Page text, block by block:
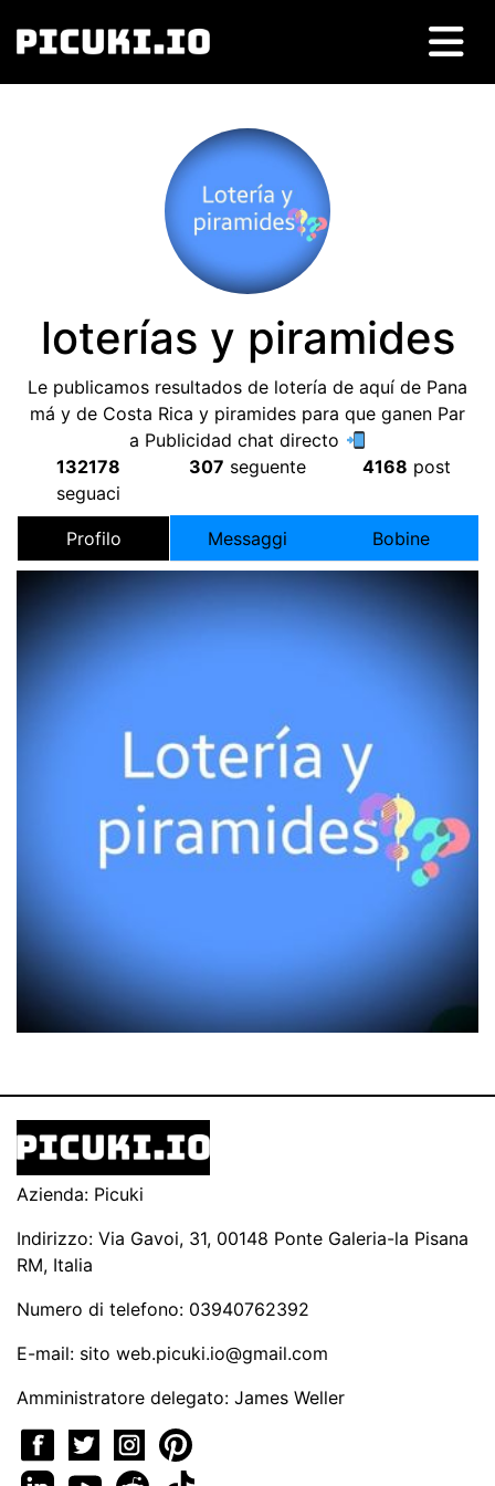
loterías y piramides
Le publicamos resultados de lotería de aquí de Pana
má y de Costa Rica y piramides para que ganen Par
a Publicidad chat directo
132178
seguaci
307 seguente 4168 post
Profilo Messaggi Bobine
Azienda: Picuki
Indirizzo: Via Gavoi, 31, 00148 Ponte Galeria-la Pisana
RM, Italia
Numero di telefono: 03940762392
E-mail: sito web.picuki.io@gmail.com
Amministratore delegato: James Weller